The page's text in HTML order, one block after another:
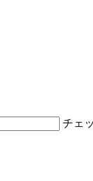
チェ